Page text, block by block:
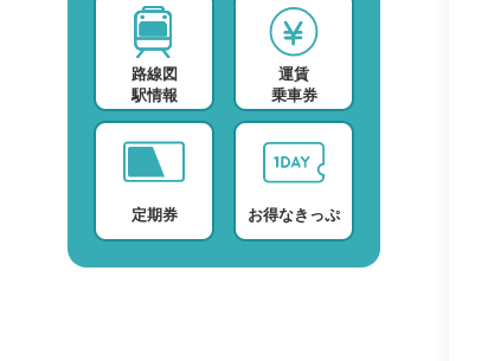
時刻表検索
検索に関する注意事項
よくある質問・FAQ
プロバイダー
デイサービス
路線図
駅情報
運賃
乗車券
定期券 お得なきっぷ